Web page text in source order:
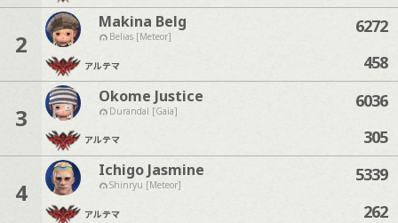
2
Makina Belg
Belias [Meteor]
アルテマ
6272
458
3
Okome Justice
Durandal [Gaia]
アルテマ
6036
305
4
Ichigo Jasmine
Shinryu [Meteor]
アルテマ
5339
262